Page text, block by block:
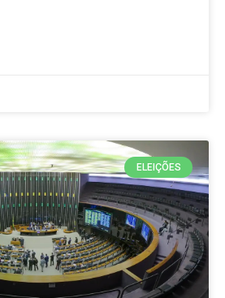
ELEIÇÕES